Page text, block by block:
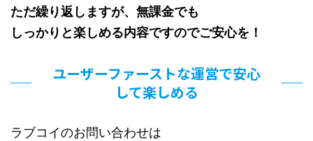
ただ繰り返しますが、無課金でも
しっかりと楽しめる内容ですのでご安心を！
ユーザーファーストな運営で安心
して楽しめる
ラブコイのお問い合わせは